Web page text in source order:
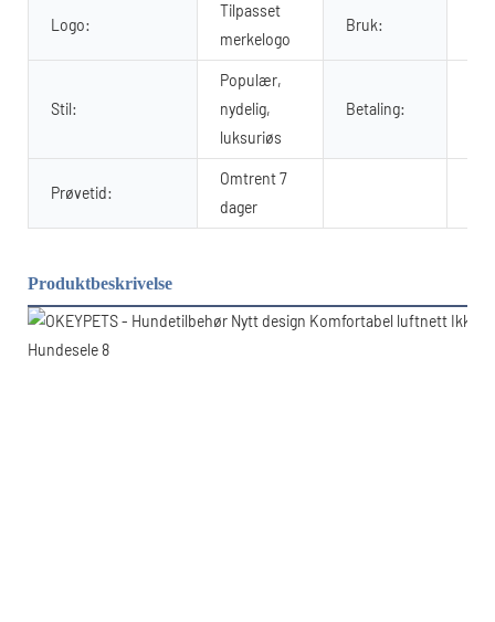
Logo:
Tilpasset
merkelogo
Bruk:
Stil:
Populær,
nydelig,
luksuriøs
Betaling:
Prøvetid:
Omtrent 7
dager
Produktbeskrivelse